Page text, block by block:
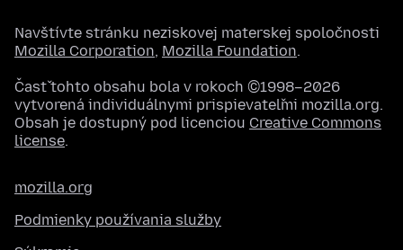
Navštívte stránku neziskovej materskej spoločnosti
Mozilla Corporation, Mozilla Foundation.
Časť tohto obsahu bola v rokoch ©1998–2026
vytvorená individuálnymi prispievateľmi mozilla.org.
Obsah je dostupný pod licenciou Creative Commons
license.
mozilla.org
Podmienky používania služby